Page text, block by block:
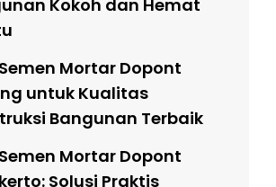
Kokoh dan Hemat
Mortar Dopont
untuk Kualitas
Bangunan Terbaik
Mortar Dopont
Solusi Praktis